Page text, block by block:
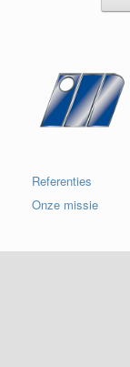
Referenties
Onze missie